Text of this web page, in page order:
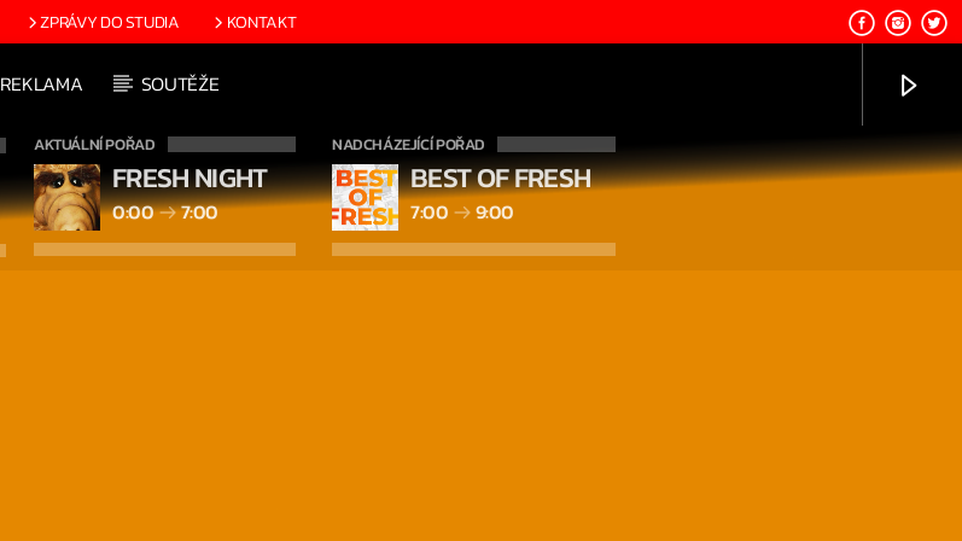
ZPRÁVY DO STUDIA KONTAKT
REKLAMA SOUTĚŽE
AKTUÁLNÍ POŘAD
FRESH NIGHT
0:00 7:00
NADCHÁZEJÍCÍ POŘAD
BEST OF FRESH
7:00 9:00